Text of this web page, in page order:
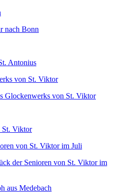
nach Bonn
Antonius
Glockenwerks von St. Viktor
St. Viktor
der Senioren von St. Viktor im